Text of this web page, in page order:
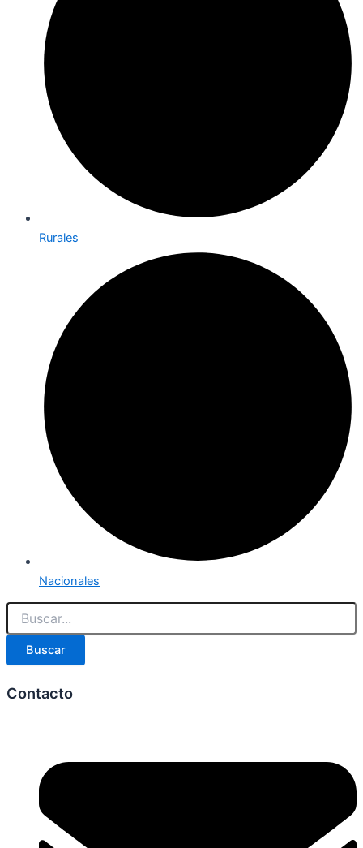
Rurales
Nacionales
Buscar
Contacto